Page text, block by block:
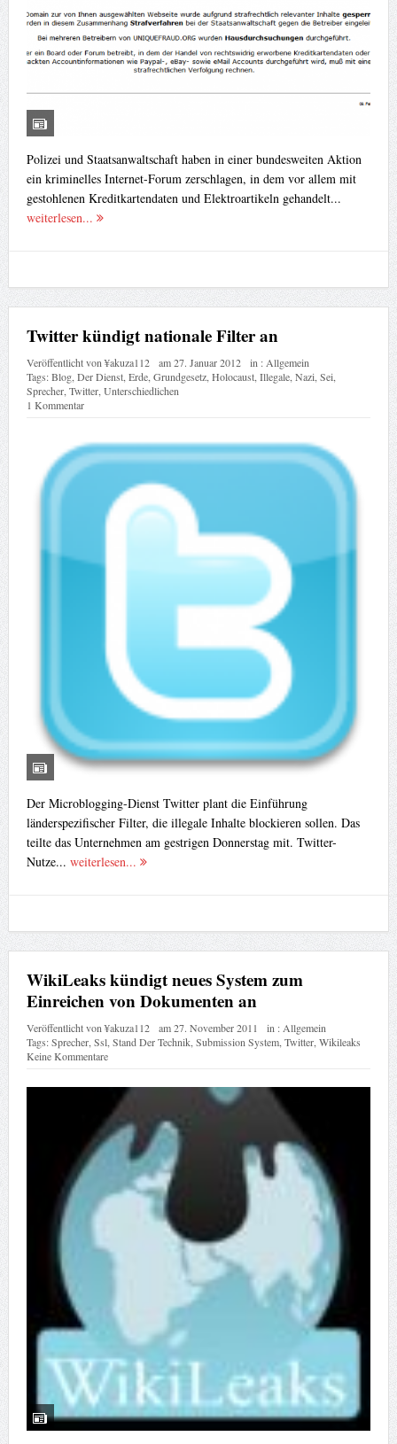
Polizei und Staatsanwaltschaft haben in einer bundesweiten Aktion
ein kriminelles Internet-Forum zerschlagen, in dem vor allem mit
gestohlenen Kreditkartendaten und Elektroartikeln gehandelt...
weiterlesen...
Twitter kündigt nationale Filter an
Veröffentlicht von¥akuza112 am27. Januar 2012 in :Allgemein
Tags:Blog,Der Dienst,Erde,Grundgesetz,Holocaust,Illegale,Nazi,Sei,
Sprecher,Twitter,Unterschiedlichen
1 Kommentar
Der Microblogging-Dienst Twitter plant die Einführung
länderspezifischer Filter, die illegale Inhalte blockieren sollen. Das
teilte das Unternehmen am gestrigen Donnerstag mit. Twitter-
Nutze... weiterlesen...
WikiLeaks kündigt neues System zum
Einreichen von Dokumenten an
Veröffentlicht von¥akuza112 am27. November 2011 in :Allgemein
Tags:Sprecher,Ssl,Stand Der Technik,Submission System,Twitter,Wikileaks
Keine Kommentare